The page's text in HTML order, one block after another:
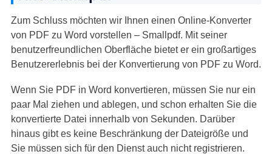
Zum Schluss möchten wir Ihnen einen Online-Konverter
von PDF zu Word vorstellen – Smallpdf. Mit seiner
benutzerfreundlichen Oberfläche bietet er ein großartiges
Benutzererlebnis bei der Konvertierung von PDF zu Word.
Wenn Sie PDF in Word konvertieren, müssen Sie nur ein
paar Mal ziehen und ablegen, und schon erhalten Sie die
konvertierte Datei innerhalb von Sekunden. Darüber
hinaus gibt es keine Beschränkung der Dateigröße und
Sie müssen sich für den Dienst auch nicht registrieren.